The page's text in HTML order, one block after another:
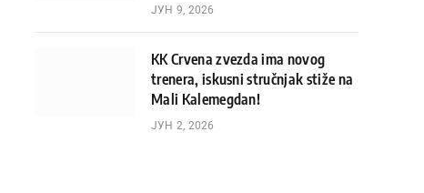
ЈУН 9, 2026
KK Crvena zvezda ima novog
trenera, iskusni stručnjak stiže na
Mali Kalemegdan!
ЈУН 2, 2026